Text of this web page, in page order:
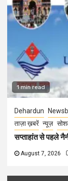
1 min read
Dehardun
ताज़ा ख़बरें न्यूज़
सप्ताहांत से पहले
August 7, 2026